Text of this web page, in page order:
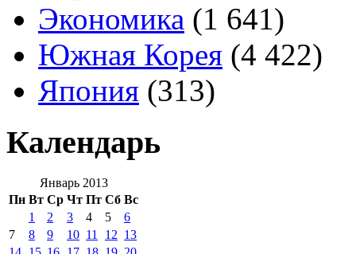
Экономика (1 641)
Южная Корея (4 422)
Япония (313)
Календарь
Январь 2013
Пн Вт Ср Чт Пт Сб Вс
1 2 3 4 5
6
7
8 9 10 11 12 13